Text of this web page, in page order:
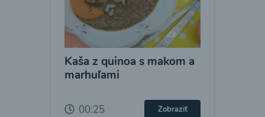
Kaša z quinoa s makom a
marhuľami
00:25 Zobraziť